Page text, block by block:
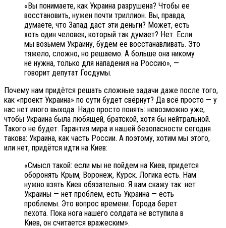
«Вы понимаете, как Украина разрушена? Чтобы ее
восстановить, нужен почти триллион. Вы, правда,
думаете, что Запад даст эти деньги? Может, есть
хоть один человек, который так думает? Нет. Если
мы возьмем Украину, будем ее восстанавливать. Это
тяжело, сложно, но решаемо. А больше она никому
не нужна, только для нападения на Россию», —
говорит депутат Госдумы.
Почему нам придётся решать сложные задачи даже после того,
как «проект Украина» по сути будет свёрнут? Да всё просто — у
нас нет иного выхода. Надо просто понять: невозможно уже,
чтобы Украина была любящей, братской, хотя бы нейтральной.
Такого не будет. Гарантия мира и нашей безопасности сегодня
такова: Украина, как часть России. А поэтому, хотим мы этого,
или нет, придётся идти на Киев:
«Смысл такой: если мы не пойдем на Киев, придется
оборонять Крым, Воронеж, Курск. Логика есть. Нам
нужно взять Киев обязательно. Я вам скажу так: нет
Украины — нет проблем, есть Украина — есть
проблемы. Это вопрос времени. Города берет
пехота. Пока нога нашего солдата не вступила в
Киев, он считается вражеским».